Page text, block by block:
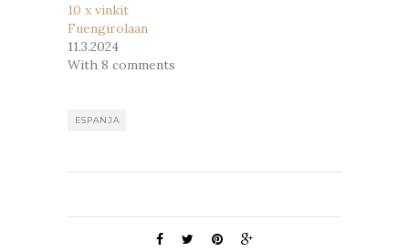
10 x vinkit
Fuengirolaan
11.3.2024
With 8 comments
ESPANJA